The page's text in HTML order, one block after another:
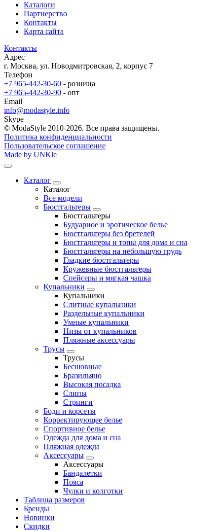
Каталоги
Партнерство
Контакты
Карта сайта
Контакты
Адрес
г. Москва, ул. Новодмитровская, 2, корпус 7
Телефон
+7 965-442-30-60 - розница
+7 965-442-30-90 - опт
Email
info@modastyle.info
Skype
© ModaStyle 2010-2026. Все права защищены.
Политика конфиденциальности
Пользовательское соглашение
Made by UNKle
Каталог
Каталог
Все модели
Бюстгальтеры
Бюстгальтеры
Будуарное и эротическое белье
Бюстгальтеры без бретелей
Бюстгальтеры и топы для дома и сна
Бюстгальтеры на небольшую грудь
Гладкие бюстгальтеры
Кружевные бюстгальтеры
Спейсеры и мягкая чашка
Купальники
Купальники
Слитные купальники
Раздельные купальники
Умные купальники
Низы от купальников
Пляжные аксессуары
Трусы
Трусы
Бесшовные
Бразильяно
Высокая посадка
Слипы
Стринги
Боди и корсеты
Корректирующее белье
Спортивное белье
Одежда для дома и сна
Пляжная одежда
Аксессуары
Аксессуары
Бандалетки
Пояса
Чулки и колготки
Таблица размеров
Бренды
Новинки
Скидки